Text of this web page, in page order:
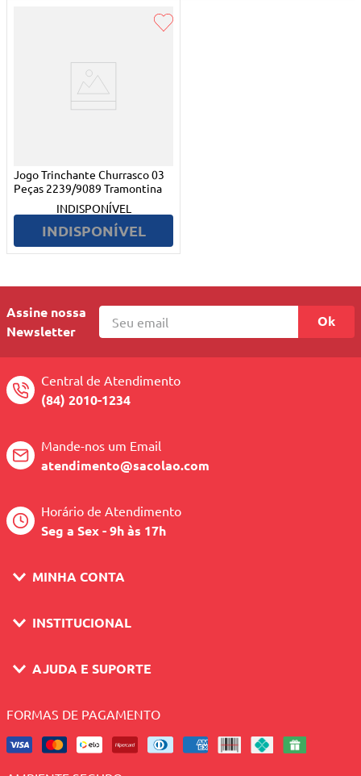
Jogo Trinchante Churrasco 03
Peças 2239/9089 Tramontina
INDISPONÍVEL
INDISPONÍVEL
Assine nossa
Newsletter
Ok
Central de Atendimento
(84) 2010-1234
Mande-nos um Email
atendimento@sacolao.com
Horário de Atendimento
Seg a Sex - 9h às 17h
MINHA CONTA
INSTITUCIONAL
AJUDA E SUPORTE
FORMAS DE PAGAMENTO